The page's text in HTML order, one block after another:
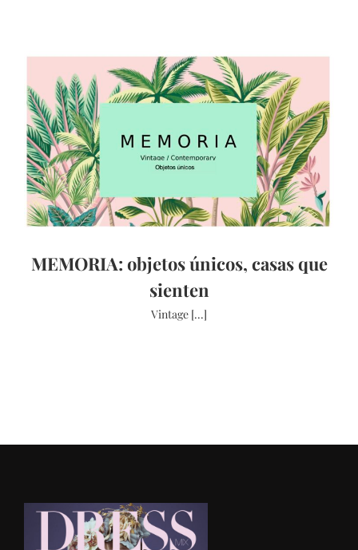
MEMORIA: objetos únicos, casas que
sienten
Vintage [...]